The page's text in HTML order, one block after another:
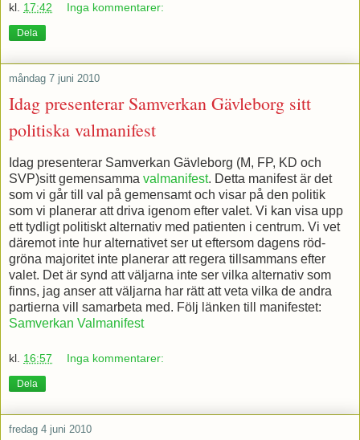
kl. 17:42 Inga kommentarer:
Dela
måndag 7 juni 2010
Idag presenterar Samverkan Gävleborg sitt
politiska valmanifest
Idag presenterar Samverkan Gävleborg (M, FP, KD och
SVP)sitt gemensamma valmanifest. Detta manifest är det
som vi går till val på gemensamt och visar på den politik
som vi planerar att driva igenom efter valet. Vi kan visa upp
ett tydligt politiskt alternativ med patienten i centrum. Vi vet
däremot inte hur alternativet ser ut eftersom dagens röd-
gröna majoritet inte planerar att regera tillsammans efter
valet. Det är synd att väljarna inte ser vilka alternativ som
finns, jag anser att väljarna har rätt att veta vilka de andra
partierna vill samarbeta med. Följ länken till manifestet:
Samverkan Valmanifest
kl. 16:57 Inga kommentarer:
Dela
fredag 4 juni 2010